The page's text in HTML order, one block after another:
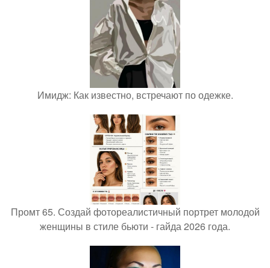
Имидж: Как известно, встречают по одежке.
Промт 65. Создай фотореалистичный портрет молодой
женщины в стиле бьюти - гайда 2026 года.